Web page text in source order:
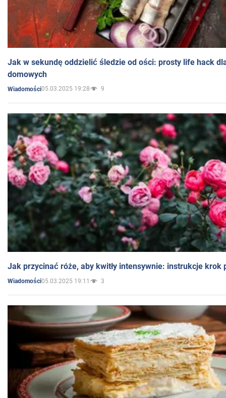
Jak w sekundę oddzielić śledzie od ości: prosty life hack
domowych
Wiadomości05.03.2025 19:28 9
Jak przycinać róże, aby kwitły intensywnie: instrukcje krok
Wiadomości05.03.2025 19:11 3